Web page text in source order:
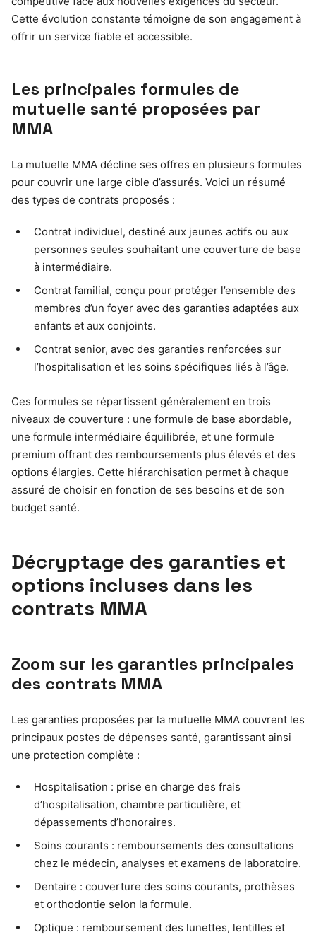
Cette évolution constante témoigne de son engagement à
offrir un service fiable et accessible.
Les principales formules de
mutuelle santé proposées par
MMA
La mutuelle MMA décline ses offres en plusieurs formules
pour couvrir une large cible d’assurés. Voici un résumé
des types de contrats proposés :
Contrat individuel, destiné aux jeunes actifs ou aux
personnes seules souhaitant une couverture de base
à intermédiaire.
Contrat familial, conçu pour protéger l’ensemble des
membres d’un foyer avec des garanties adaptées aux
enfants et aux conjoints.
Contrat senior, avec des garanties renforcées sur
l’hospitalisation et les soins spécifiques liés à l’âge.
Ces formules se répartissent généralement en trois
niveaux de couverture : une formule de base abordable,
une formule intermédiaire équilibrée, et une formule
premium offrant des remboursements plus élevés et des
options élargies. Cette hiérarchisation permet à chaque
assuré de choisir en fonction de ses besoins et de son
budget santé.
Décryptage des garanties et
options incluses dans les
contrats MMA
Zoom sur les garanties principales
des contrats MMA
Les garanties proposées par la mutuelle MMA couvrent les
principaux postes de dépenses santé, garantissant ainsi
une protection complète :
Hospitalisation : prise en charge des frais
d’hospitalisation, chambre particulière, et
dépassements d’honoraires.
Soins courants : remboursements des consultations
chez le médecin, analyses et examens de laboratoire.
Dentaire : couverture des soins courants, prothèses
et orthodontie selon la formule.
Optique : remboursement des lunettes, lentilles et